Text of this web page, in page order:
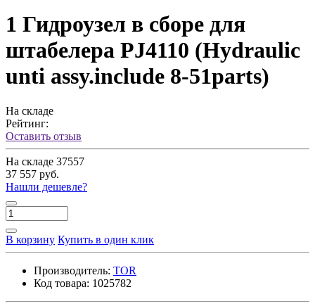
1 Гидроузел в сборе для
штабелера PJ4110 (Hydraulic
unti assy.include 8-51parts)
На складе
Рейтинг:
Оставить отзыв
На складе 37557
37 557 руб.
Нашли дешевле?
В корзину Купить в один клик
Производитель: TOR
Код товара: 1025782